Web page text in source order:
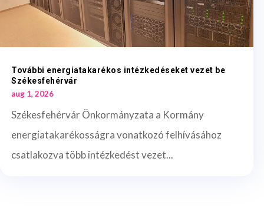
További energiatakarékos intézkedéseket vezet be
Székesfehérvár
aug 1, 2026
Székesfehérvár Önkormányzata a Kormány
energiatakarékosságra vonatkozó felhívásához
csatlakozva több intézkedést vezet...